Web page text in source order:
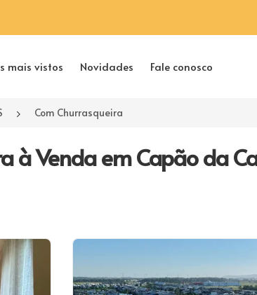
mais vistos Novidades Fale conosco
Com Churrasqueira
à Venda em Capão da